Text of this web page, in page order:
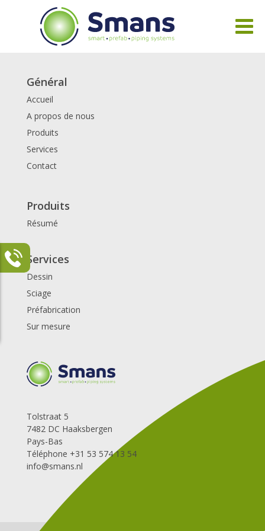
Général
Accueil
A propos de nous
Produits
Services
Contact
Produits
Résumé
Services
Dessin
Sciage
Préfabrication
Sur mesure
Tolstraat 5
7482 DC Haaksbergen
Pays-Bas
Téléphone +31 53 574 13 54
info@smans.nl